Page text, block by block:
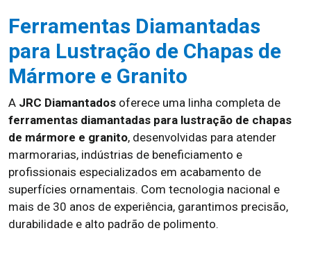
Ferramentas Diamantadas
para Lustração de Chapas de
Mármore e Granito
A JRC Diamantados oferece uma linha completa de
ferramentas diamantadas para lustração de chapas
de mármore e granito, desenvolvidas para atender
marmorarias, indústrias de beneficiamento e
profissionais especializados em acabamento de
superfícies ornamentais. Com tecnologia nacional e
mais de 30 anos de experiência, garantimos precisão,
durabilidade e alto padrão de polimento.